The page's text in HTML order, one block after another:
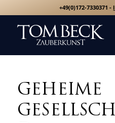
+49(0)172-7330371 -
GEHEIME